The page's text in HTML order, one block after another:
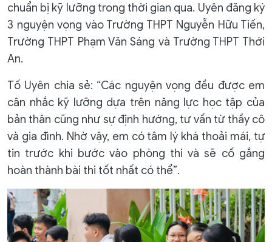
chuẩn bị kỹ lưỡng trong thời gian qua. Uyên đăng ký
3 nguyện vọng vào Trường THPT Nguyễn Hữu Tiến,
Trường THPT Phạm Văn Sáng và Trường THPT Thới
An.
Tố Uyên chia sẻ: “Các nguyện vọng đều được em
cân nhắc kỹ lưỡng dựa trên năng lực học tập của
bản thân cũng như sự định hướng, tư vấn từ thầy cô
và gia đình. Nhờ vậy, em có tâm lý khá thoải mái, tự
tin trước khi bước vào phòng thi và sẽ cố gắng
hoàn thành bài thi tốt nhất có thể”.